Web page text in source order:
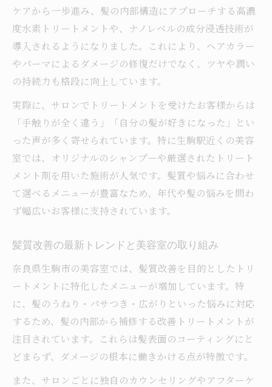
ケアから一歩進み、髪の内部構造にアプローチする高濃
度水素トリートメントや、ナノレベルの成分浸透技術が
導入されるようになりました。これにより、ヘアカラー
やパーマによるダメージの修復だけでなく、ツヤや潤い
の持続力も格段に向上しています。
実際に、サロンでトリートメントを受けたお客様からは
「手触りが全く違う」「自分の髪が好きになった」とい
った声が多く寄せられています。特に生駒駅近くの美容
室では、オリジナルのシャンプーや厳選されたトリート
メント剤を用いた施術が人気です。髪質や悩みに合わせ
て選べるメニューが豊富なため、年代や髪の悩みを問わ
ず幅広いお客様に支持されています。
髪質改善の最新トレンドと美容室の取り組み
奈良県生駒市の美容室では、髪質改善を目的としたトリ
ートメントに特化したメニューが増加しています。特
に、髪のうねり・パサつき・広がりといった悩みに対応
するため、髪の内部から補修する改善トリートメントが
注目されています。これらは髪表面のコーティングにと
どまらず、ダメージの根本に働きかける点が特徴です。
また、サロンごとに独自のカウンセリングやアフターケ